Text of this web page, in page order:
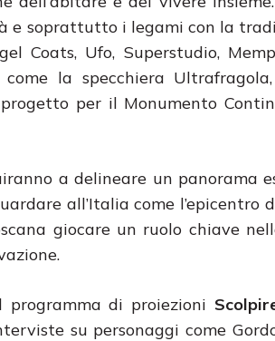
e soprattutto i legami con la
Coats, Ufo, Superstudio,
la specchiera
per il Monumento
a delineare un panorama
all’Italia come l’epicentro
giocare un ruolo chiave
di proiezioni
su personaggi come